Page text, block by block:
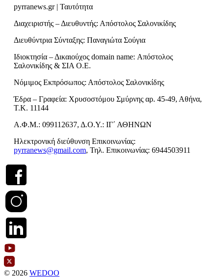
pyrranews.gr | Ταυτότητα
Διαχειριστής – Διευθυντής: Απόστολος Σαλονικίδης
Διευθύντρια Σύνταξης: Παναγιώτα Σούγια
Ιδιοκτησία – Δικαιούχος domain name: Απόστολος
Σαλονικίδης & ΣΙΑ Ο.Ε.
Νόμιμος Εκπρόσωπος: Απόστολος Σαλονικίδης
Έδρα – Γραφεία: Χρυσοστόμου Σμύρνης αρ. 45-49, Αθήνα,
Τ.Κ. 11144
Α.Φ.Μ.: 099112637, Δ.Ο.Υ.: ΙΓ΄ ΑΘΗΝΩΝ
Ηλεκτρονική διεύθυνση Επικοινωνίας:
pyrranews@gmail.com, Τηλ. Επικοινωνίας: 6944503911
© 2026 WEDOO